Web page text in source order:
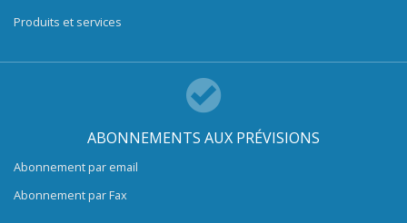
Produits et services
ABONNEMENTS AUX PRÉVISIONS
Abonnement par email
Abonnement par Fax